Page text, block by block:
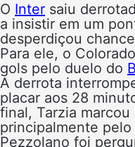
O Inter saiu
a insistir em um
desperdiçou
Para ele, o
gols pelo duelo do
A derrota
placar aos 28
final, Tarzia
principalmente
Pezzolano foi